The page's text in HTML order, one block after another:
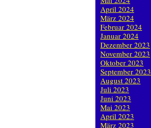
April 2024
März 2024
Februar 2024
Januar 2024
Dezember 2023
November 2023
Oktober 2023
September 2023
August 2023
Juli 2023
Juni 2023
Mai 2023
April 2023
März 2023